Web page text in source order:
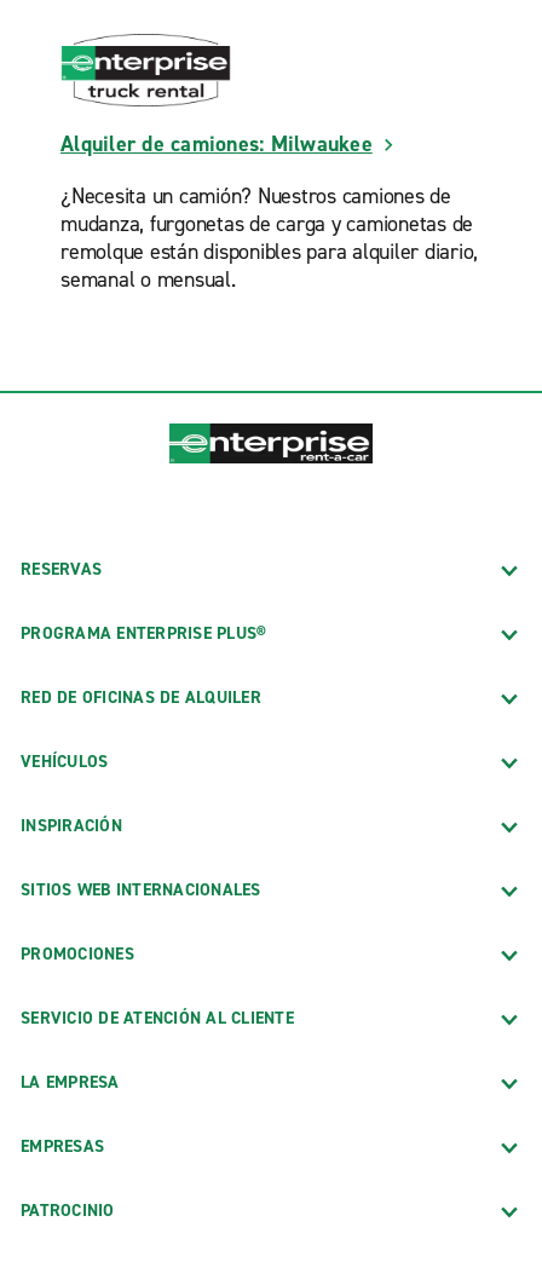
Alquiler de camiones: Milwaukee
¿Necesita un camión? Nuestros camiones de
mudanza, furgonetas de carga y camionetas de
remolque están disponibles para alquiler diario,
semanal o mensual.
RESERVAS
PROGRAMA ENTERPRISE PLUS®
RED DE OFICINAS DE ALQUILER
VEHÍCULOS
INSPIRACIÓN
SITIOS WEB INTERNACIONALES
PROMOCIONES
SERVICIO DE ATENCIÓN AL CLIENTE
LA EMPRESA
EMPRESAS
PATROCINIO